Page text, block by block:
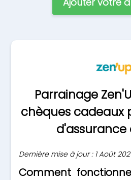
Parrainage
chèques cadeaux
d'assurance
Dernière mise à jour : 1 Août
Comment